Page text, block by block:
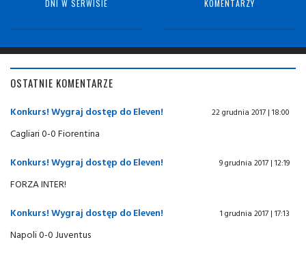
DNI W SERWISIE KOMENTARZY
OSTATNIE KOMENTARZE
Konkurs! Wygraj dostęp do Eleven! 22 grudnia 2017 | 18:00
Cagliari 0-0 Fiorentina
Konkurs! Wygraj dostęp do Eleven!
9 grudnia 2017 | 12:19
FORZA INTER!
Konkurs! Wygraj dostęp do Eleven!
1 grudnia 2017 | 17:13
Napoli 0-0 Juventus